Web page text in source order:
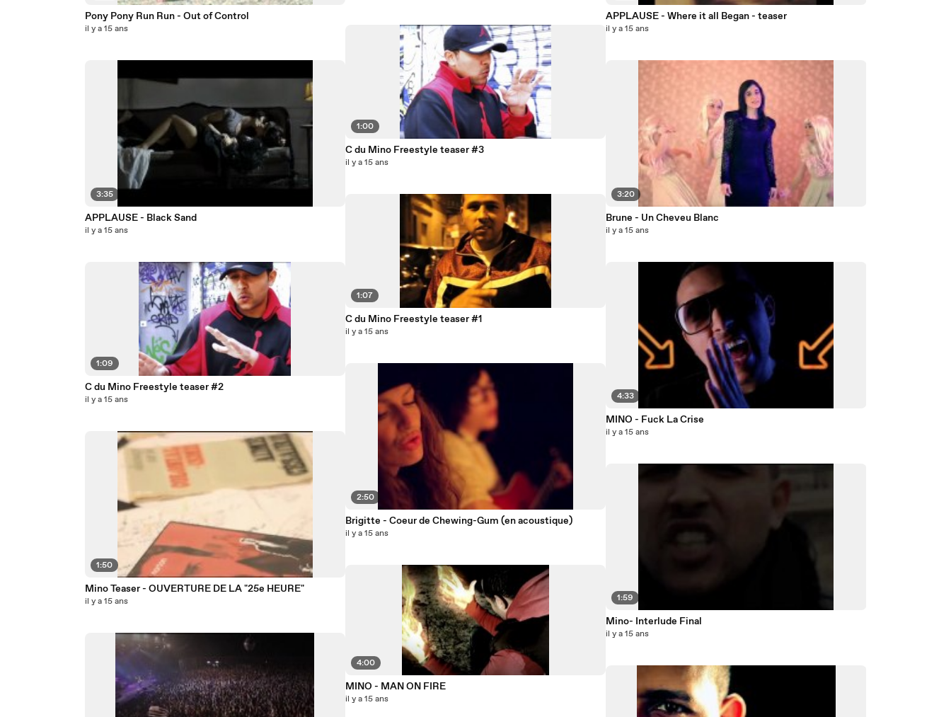
Pony Pony Run Run - Out of Control
il y a 15 ans
3:35
APPLAUSE - Black Sand
il y a 15 ans
1:09
C du Mino Freestyle teaser #2
il y a 15 ans
1:50
Mino Teaser - OUVERTURE DE LA "25e HEURE"
il y a 15 ans
1:00
C du Mino Freestyle teaser #3
il y a 15 ans
1:07
C du Mino Freestyle teaser #1
il y a 15 ans
2:50
Brigitte - Coeur de Chewing-Gum (en acoustique)
il y a 15 ans
4:00
MINO - MAN ON FIRE
il y a 15 ans
APPLAUSE - Where it all Began - teaser
il y a 15 ans
3:20
Brune - Un Cheveu Blanc
il y a 15 ans
4:33
MINO - Fuck La Crise
il y a 15 ans
1:59
Mino- Interlude Final
il y a 15 ans